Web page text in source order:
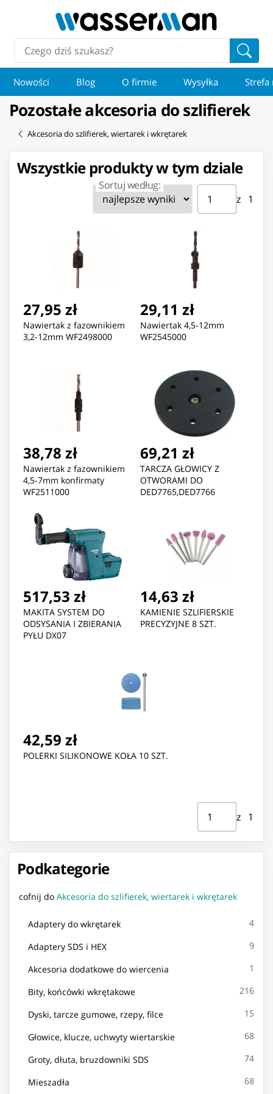
Nowości Blog O firmie Wysyłka Strefa
Pozostałe akcesoria do szlifierek
Akcesoria do szlifierek, wiertarek i wkrętarek
Podkategorie
cofnij do Akcesoria do szlifierek, wiertarek i wkrętarek
Adaptery do wkrętarek 4
Adaptery SDS i HEX 9
Akcesoria dodatkowe do wiercenia 1
Bity, końcówki wkrętakowe 216
Dyski, tarcze gumowe, rzepy, filce 15
Głowice, klucze, uchwyty wiertarskie 68
Groty, dłuta, bruzdowniki SDS 74
Mieszadła 68
Wszystkie produkty w tym dziale
Sortuj według: Strona ⁨1⁩ z ⁨1⁩
z ⁨1⁩
Przejdź do strony
27,95 zł
Nawiertak z fazownikiem
3,2-12mm WF2498000
29,11 zł
Nawiertak 4,5-12mm
WF2545000
38,78 zł
Nawiertak z fazownikiem
4,5-7mm konfirmaty
WF2511000
69,21 zł
TARCZA GŁOWICY Z
OTWORAMI DO
DED7765,DED7766
517,53 zł
MAKITA SYSTEM DO
ODSYSANIA I ZBIERANIA
PYŁU DX07
14,63 zł
KAMIENIE SZLIFIERSKIE
PRECYZYJNE 8 SZT.
42,59 zł
POLERKI SILIKONOWE KOŁA 10 SZT.
Strona ⁨1⁩ z ⁨1⁩
z ⁨1⁩
Przejdź do strony